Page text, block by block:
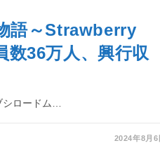
語～Strawberry
36万人、興行収
ロードム…
2024年8月6